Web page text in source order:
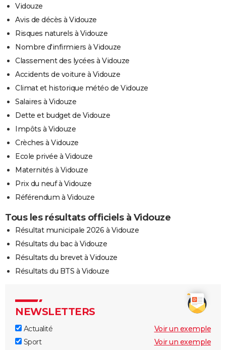
Vidouze
Avis de décès à Vidouze
Risques naturels à Vidouze
Nombre d'infirmiers à Vidouze
Classement des lycées à Vidouze
Accidents de voiture à Vidouze
Climat et historique météo de Vidouze
Salaires à Vidouze
Dette et budget de Vidouze
Impôts à Vidouze
Crèches à Vidouze
Ecole privée à Vidouze
Maternités à Vidouze
Prix du neuf à Vidouze
Référendum à Vidouze
Tous les résultats officiels à Vidouze
Résultat municipale 2026 à Vidouze
Résultats du bac à Vidouze
Résultats du brevet à Vidouze
Résultats du BTS à Vidouze
NEWSLETTERS
Actualité
Voir un exemple
Sport
Voir un exemple